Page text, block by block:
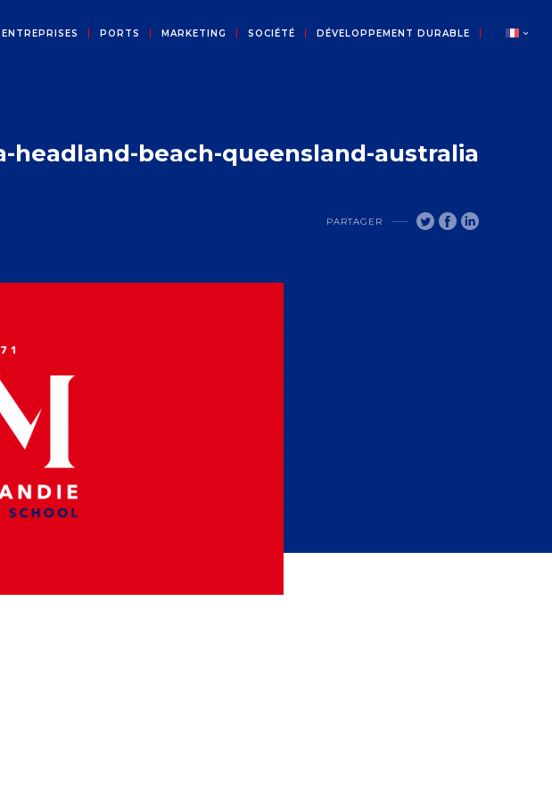
ENTREPRISES PORTS MARKETING SOCIÉTÉ
DÉVELOPPEMENT DURABLE
headland-beach-queensland-australia
PARTAGER